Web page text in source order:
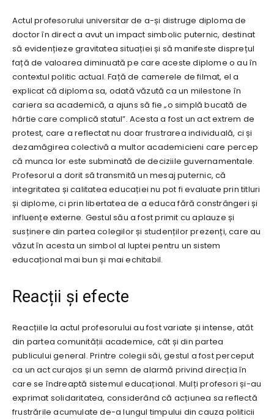
Actul profesorului universitar de a-și distruge diploma de
doctor în direct a avut un impact simbolic puternic, destinat
să evidențieze gravitatea situației și să manifeste disprețul
față de valoarea diminuată pe care aceste diplome o au în
contextul politic actual. Față de camerele de filmat, el a
explicat că diploma sa, odată văzută ca un milestone în
cariera sa academică, a ajuns să fie „o simplă bucată de
hârtie care complică statul”. Acesta a fost un act extrem de
protest, care a reflectat nu doar frustrarea individuală, ci și
dezamăgirea colectivă a multor academicieni care percep
că munca lor este subminată de deciziile guvernamentale.
Profesorul a dorit să transmită un mesaj puternic, că
integritatea și calitatea educației nu pot fi evaluate prin titluri
și diplome, ci prin libertatea de a educa fără constrângeri și
influențe externe. Gestul său a fost primit cu aplauze și
susținere din partea colegilor și studenților prezenți, care au
văzut în acesta un simbol al luptei pentru un sistem
educațional mai bun și mai echitabil.
Reacții și efecte
Reacțiile la actul profesorului au fost variate și intense, atât
din partea comunității academice, cât și din partea
publicului general. Printre colegii săi, gestul a fost perceput
ca un act curajos și un semn de alarmă privind direcția în
care se îndreaptă sistemul educațional. Mulți profesori și-au
exprimat solidaritatea, considerând că acțiunea sa reflectă
frustrările acumulate de-a lungul timpului din cauza politicii